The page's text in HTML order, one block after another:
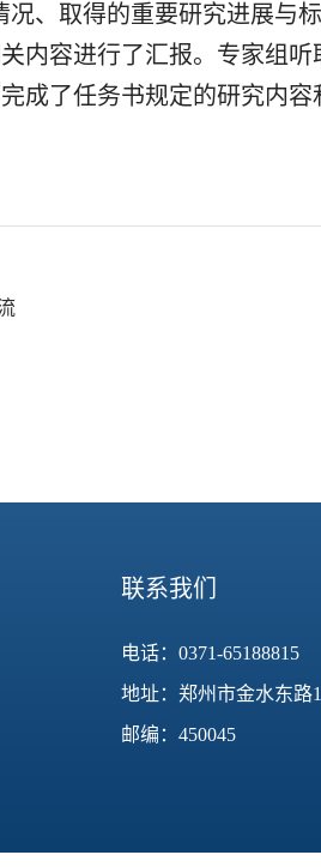
、取得的重要研究进展与标
内容进行了汇报。专家组听
成了任务书规定的研究内容
联系我们
电话：0371-65188815
地址：郑州市金水东路
邮编：450045